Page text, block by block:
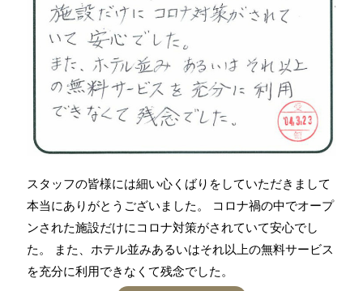
スタッフの皆様には細い心くばりをしていただきまして
本当にありがとうございました。 コロナ禍の中でオープ
ンされた施設だけにコロナ対策がされていて安心でし
た。 また、ホテル並みあるいはそれ以上の無料サービス
を充分に利用できなくて残念でした。